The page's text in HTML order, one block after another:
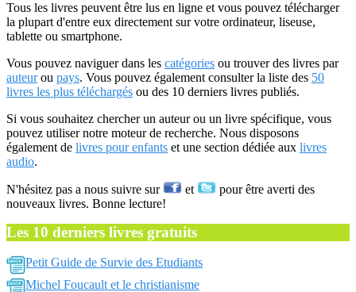
Tous les livres peuvent être lus en ligne et vous pouvez télécharger
la plupart d'entre eux directement sur votre ordinateur, liseuse,
tablette ou smartphone.
Vous pouvez naviguer dans les catégories ou trouver des livres par
auteurou pays. Vous pouvez également consulter la liste des 50
livres les plus téléchargés ou des 10 derniers livres publiés.
Si vous souhaitez chercher un auteur ou un livre spécifique, vous
pouvez utiliser notre moteur de recherche. Nous disposons
également de livres pour enfants et une section dédiée aux livres
audio.
N'hésitez pas a nous suivre sur et
pour être averti des
nouveaux livres. Bonne lecture!
Les 10 derniers livres gratuits
Petit Guide de Survie des Etudiants
Michel Foucault et le christianisme